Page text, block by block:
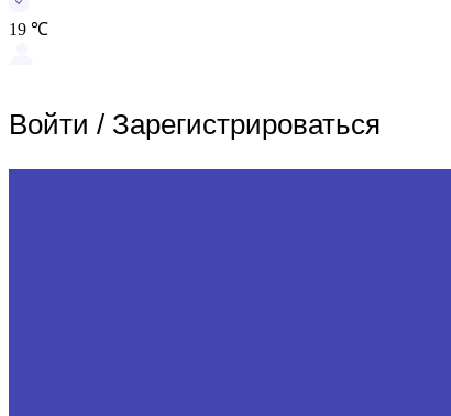
19 ℃
Войти / Зарегистрироваться